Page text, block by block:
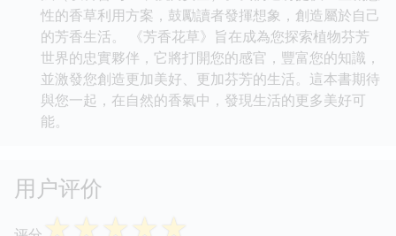
性的香草利用方案，鼓勵讀者發揮想象，創造屬於自己
的芳香生活。 《芳香花草》旨在成為您探索植物芬芳
世界的忠實夥伴，它將打開您的感官，豐富您的知識，
並激發您創造更加美好、更加芬芳的生活。這本書期待
與您一起，在自然的香氣中，發現生活的更多美好可
能。
用户评价